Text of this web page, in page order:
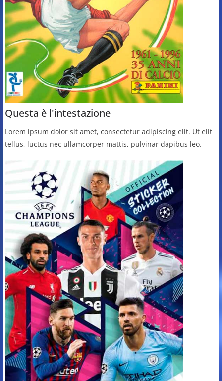
Questa è l'intestazione
Lorem ipsum dolor sit amet, consectetur adipiscing elit. Ut elit
tellus, luctus nec ullamcorper mattis, pulvinar dapibus leo.